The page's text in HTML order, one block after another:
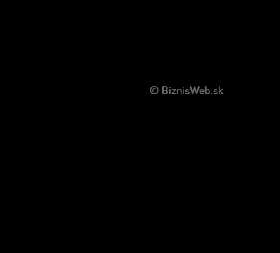
© BiznisWeb.sk